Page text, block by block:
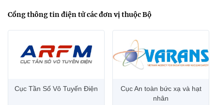
Cổng thông tin điện tử các đơn vị thuộc Bộ
Cục Tần Số Vô Tuyến Điện
Cục An toàn bức xạ và hạt
nhân